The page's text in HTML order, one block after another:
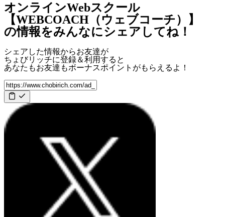
オンラインWebスクール
【WEBCOACH（ウェブコーチ）】
の情報をみんなにシェアしてね！
シェアした情報からお友達が
ちょびリッチに登録＆利用すると
あなたもお友達もボーナスポイント がもらえるよ！